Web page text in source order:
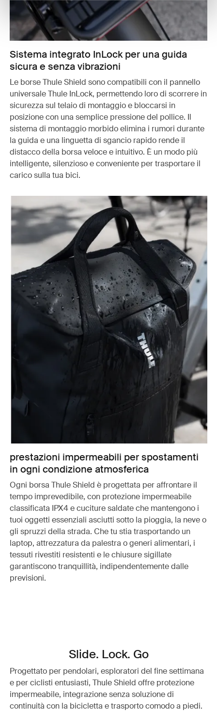
Sistema integrato InLock per una guida
sicura e senza vibrazioni
Le borse Thule Shield sono compatibili con il pannello
universale Thule InLock, permettendo loro di scorrere in
sicurezza sul telaio di montaggio e bloccarsi in
posizione con una semplice pressione del pollice. Il
sistema di montaggio morbido elimina i rumori durante
la guida e una linguetta di sgancio rapido rende il
distacco della borsa veloce e intuitivo. È un modo più
intelligente, silenzioso e conveniente per trasportare il
carico sulla tua bici.
prestazioni impermeabili per spostamenti
in ogni condizione atmosferica
Ogni borsa Thule Shield è progettata per affrontare il
tempo imprevedibile, con protezione impermeabile
classificata IPX4 e cuciture saldate che mantengono i
tuoi oggetti essenziali asciutti sotto la pioggia, la neve o
gli spruzzi della strada. Che tu stia trasportando un
laptop, attrezzatura da palestra o generi alimentari, i
tessuti rivestiti resistenti e le chiusure sigillate
garantiscono tranquillità, indipendentemente dalle
previsioni.
Slide. Lock. Go
Progettato per pendolari, esploratori del fine settimana
e per ciclisti entusiasti, Thule Shield offre protezione
impermeabile, integrazione senza soluzione di
continuità con la bicicletta e trasporto comodo a piedi.